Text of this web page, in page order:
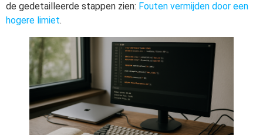
de gedetailleerde stappen zien: Fouten vermijden door een
hogere limiet.